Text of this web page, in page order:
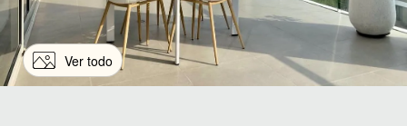
Ver todo